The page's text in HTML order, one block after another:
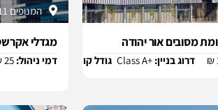
מסובים אור יהודה
דרוג בניין: Class A+ גודל קומה: 2500 m2
המנופים 11 הרצליה פיתוח
מגדלי
דמי ניהול: